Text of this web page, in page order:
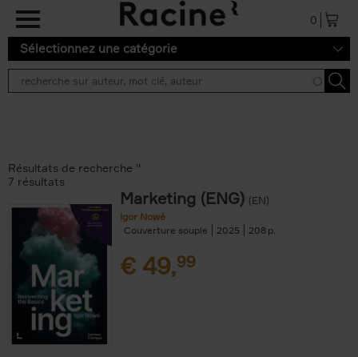
Aller au contenu principal
0
Sélectionnez une catégorie
Résultats de recherche ''
7 résultats
Marketing (ENG) (EN)
Igor Nowé
Couverture souple
2025 208
€ 49,99